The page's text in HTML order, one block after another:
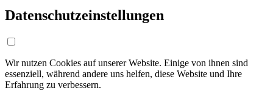
Datenschutzeinstellungen
Wir nutzen Cookies auf unserer Website. Einige von ihnen sind
essenziell, während andere uns helfen, diese Website und Ihre
Erfahrung zu verbessern.